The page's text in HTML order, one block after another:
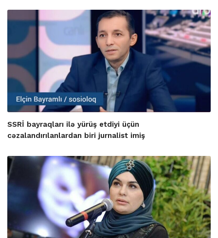
SSRİ bayraqları ilə yürüş etdiyi üçün
cəzalandırılanlardan biri jurnalist imiş